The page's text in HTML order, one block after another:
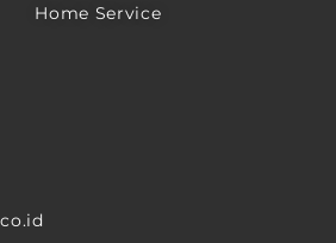
Home Service